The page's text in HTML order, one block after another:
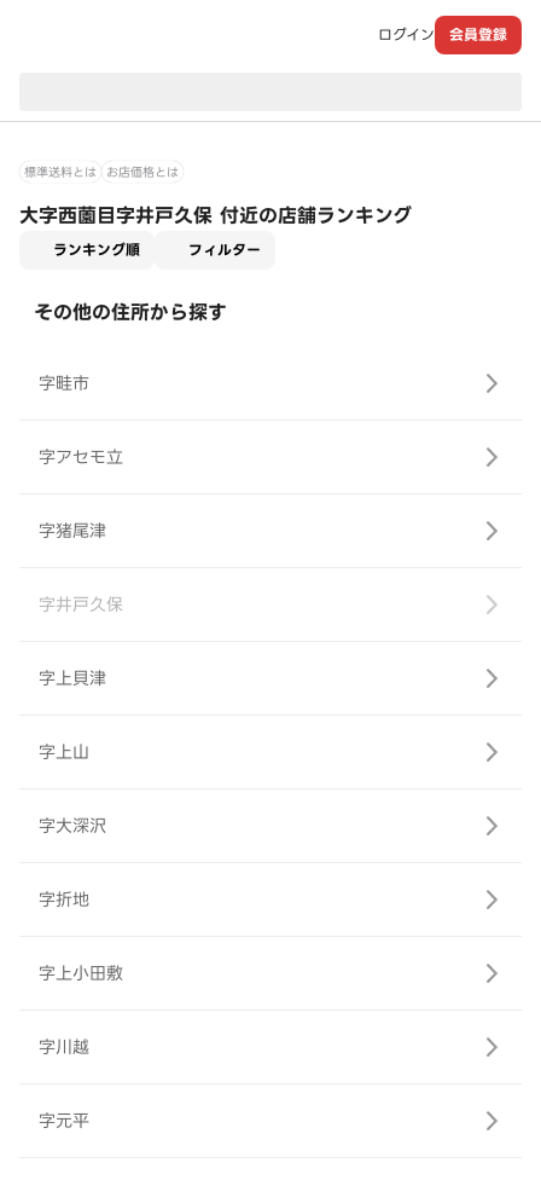
ログイン 会員登録
標準送料とは お店価格とは
大字西薗目字井戸久保 付近の店舗ランキング
ランキング順 フィルター
その他の住所から探す
字畦市
字アセモ立
字猪尾津
字井戸久保
字上貝津
字上山
字大深沢
字折地
字上小田敷
字川越
字元平